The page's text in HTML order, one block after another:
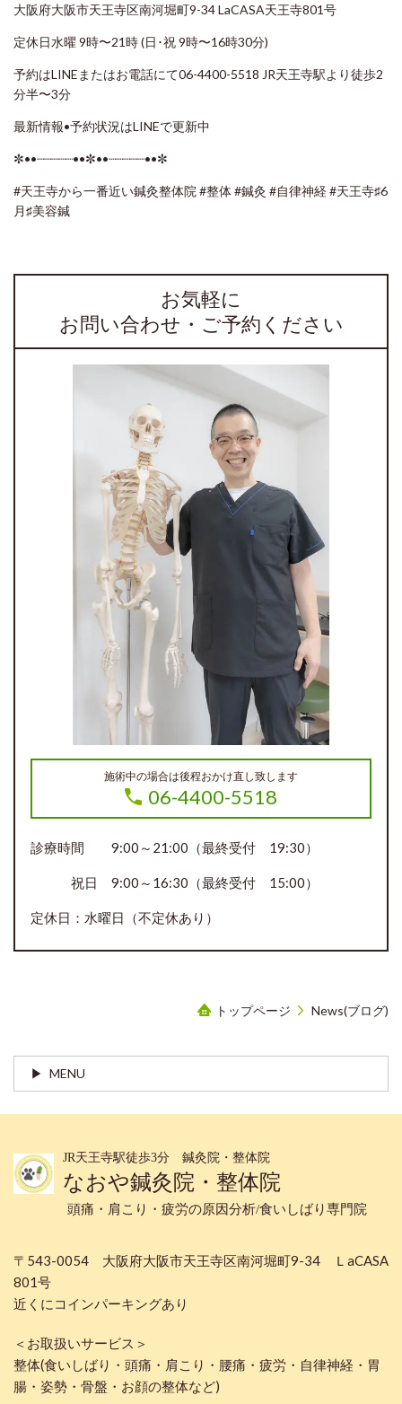
大阪府大阪市天王寺区南河堀町9-34 LaCASA天王寺801号
定休日水曜 9時〜21時 (日･祝 9時〜16時30分)
予約はLINEまたはお電話にて06-4400-5518 JR天王寺駅より徒歩2
分半〜3分
最新情報•予約状況はLINEで更新中
✼••┈┈┈┈┈••✼••┈┈┈┈┈••✼
#天王寺から一番近い鍼灸整体院 #整体#鍼灸 #自律神経 #天王寺♯6
月♯美容鍼
お気軽に
お問い合わせ・ご予約ください
施術中の場合は後程おかけ直し致します
06-4400-5518
診療時間 9:00～21:00（最終受付 19:30）
祝日 9:00～16:30（最終受付 15:00）
定休日：水曜日（不定休あり）
トップページ News(ブログ)
MENU
JR天王寺駅徒歩3分 鍼灸院・整体院
なおや鍼灸院・整体院
頭痛・肩こり・疲労の原因分析/食いしばり専門院
〒543-0054 大阪府大阪市天王寺区南河堀町9-34 ＬaCASA
801号
近くにコインパーキングあり
＜お取扱いサービス＞
整体(食いしばり・頭痛・肩こり・腰痛・疲労・自律神経・胃
腸・姿勢・骨盤・お顔の整体など)